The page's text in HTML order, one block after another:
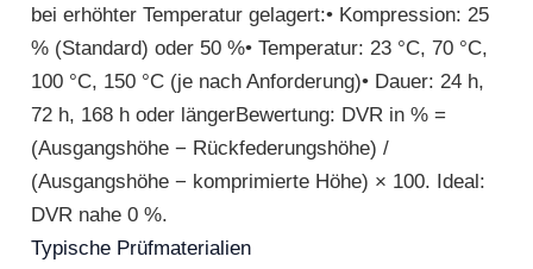
bei erhöhter Temperatur gelagert:• Kompression: 25
% (Standard) oder 50 %• Temperatur: 23 °C, 70 °C,
100 °C, 150 °C (je nach Anforderung)• Dauer: 24 h,
72 h, 168 h oder längerBewertung: DVR in % =
(Ausgangshöhe − Rückfederungshöhe) /
(Ausgangshöhe − komprimierte Höhe) × 100. Ideal:
DVR nahe 0 %.
Typische Prüfmaterialien